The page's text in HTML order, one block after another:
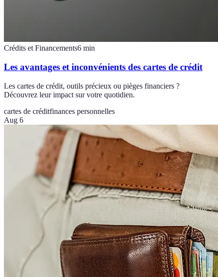
Crédits et Financements6 min
Les avantages et inconvénients des cartes de crédit
Les cartes de crédit, outils précieux ou pièges financiers ?
Découvrez leur impact sur votre quotidien.
cartes de créditfinances personnelles
Aug 6